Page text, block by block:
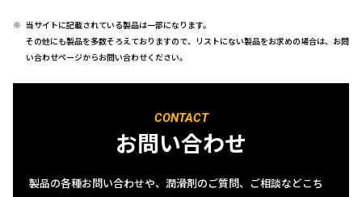
当サイトに記載されている製品は一部になります。
その他にも製品を多数そろえておりますので、リストにない製品をお求めの場合は、お問
い合わせページからお問い合わせください。
CONTACT
お問い合わせ
製品の各種お問い合わせや、潤滑剤のご質問、ご相談などこち